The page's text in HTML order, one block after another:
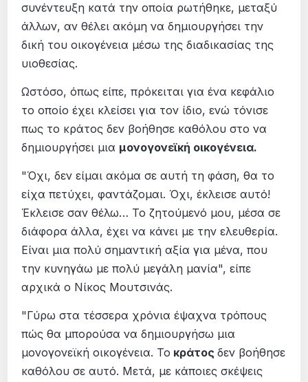
συνέντευξη κατά την οποία ρωτήθηκε, μεταξύ
άλλων, αν θέλει ακόμη να δημιουργήσει την
δική του οικογένεια μέσω της διαδικασίας της
υιοθεσίας.
Ωστόσο, όπως είπε, πρόκειται για ένα κεφάλιο
το οποίο έχει κλείσει για τον ίδιο, ενώ τόνισε
πως το κράτος δεν βοήθησε καθόλου στο να
δημιουργήσει μια μονογονεϊκή οικογένεια.
"Όχι, δεν είμαι ακόμα σε αυτή τη φάση, θα το
είχα πετύχει, φαντάζομαι. Όχι, έκλεισε αυτό!
Έκλεισε σαν θέλω… Το ζητούμενό μου, μέσα σε
διάφορα άλλα, έχει να κάνει με την ελευθερία.
Είναι μια πολύ σημαντική αξία για μένα, που
την κυνηγάω με πολύ μεγάλη μανία", είπε
αρχικά ο Νίκος Μουτσινάς.
"Γύρω στα τέσσερα χρόνια έψαχνα τρόπους
πώς θα μπορούσα να δημιουργήσω μια
μονογονεϊκή οικογένεια. Το κράτοςδεν βοήθησε
καθόλου σε αυτό. Μετά, με κάποιες σκέψεις